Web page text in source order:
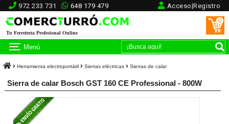
972 233 731 648 179 479 Acceso|Registro
Tu Ferretería Profesional Online
0
Menú
Herramienta electroportátil Sierras eléctricas Sierras de calar
Sierra de calar Bosch GST 160 CE Professional - 800W